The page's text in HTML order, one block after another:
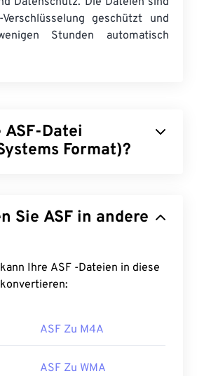
geschützt und
Stunden automatisch
ASF-Datei
Format)?
dient. Microsoft hat
system- und
Tags, Streaming und
keine Menüs.
Media Player. Alternativ ist
andere
Dateien in diese
ASF Zu M4A
ASF Zu WMA